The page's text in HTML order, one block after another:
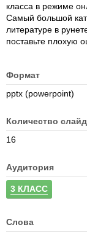
класса в режиме
Самый большой
литературе в
поставьте плохую
Формат
pptx (powerpoint)
Количество
16
Аудитория
3 КЛАСС
Слова